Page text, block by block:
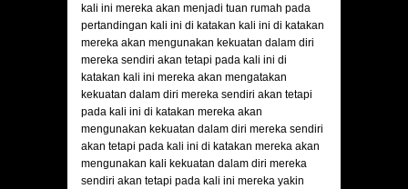
kali ini mereka akan menjadi tuan rumah pada
pertandingan kali ini di katakan kali ini di katakan
mereka akan mengunakan kekuatan dalam diri
mereka sendiri akan tetapi pada kali ini di
katakan kali ini mereka akan mengatakan
kekuatan dalam diri mereka sendiri akan tetapi
pada kali ini di katakan mereka akan
mengunakan kekuatan dalam diri mereka sendiri
akan tetapi pada kali ini di katakan mereka akan
mengunakan kali kekuatan dalam diri mereka
sendiri akan tetapi pada kali ini mereka yakin